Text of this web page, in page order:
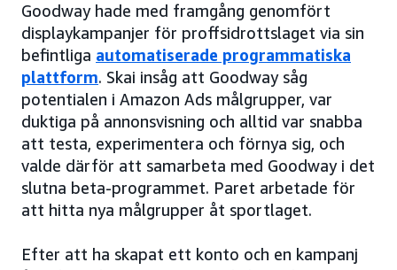
Goodway hade med framgång genomfört
displaykampanjer för proffsidrottslaget via sin
befintliga automatiserade programmatiska
plattform. Skai insåg att Goodway såg
potentialen i Amazon Ads målgrupper, var
duktiga på annonsvisning och alltid var snabba
att testa, experimentera och förnya sig, och
valde därför att samarbeta med Goodway i det
slutna beta-programmet. Paret arbetade för
att hitta nya målgrupper åt sportlaget.
Efter att ha skapat ett konto och en kampanj